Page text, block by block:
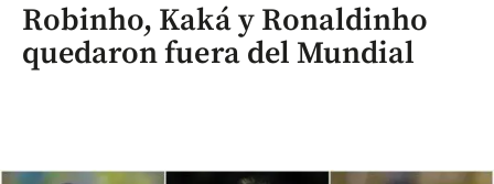
Robinho, Kaká y Ronaldinho
quedaron fuera del Mundial